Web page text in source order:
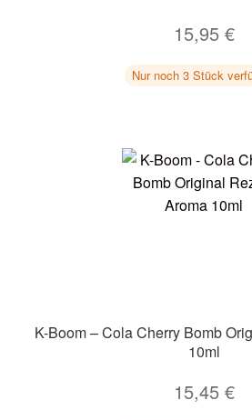
15,95 €
Nur noch 3 Stück
K-Boom – Cola Cherry Bomb
10ml
15,45 €